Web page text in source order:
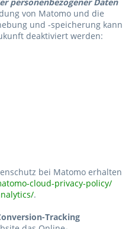
von Matomo und die
und -speicherung kann
deaktiviert werden:
bei Matomo erhalten
cloud-privacy-policy/
.
Tracking